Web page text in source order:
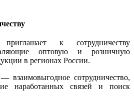
к сотрудничеству
оптовую и розничную
в регионах России.
взаимовыгодное сотрудничество,
наработанных связей и поиск